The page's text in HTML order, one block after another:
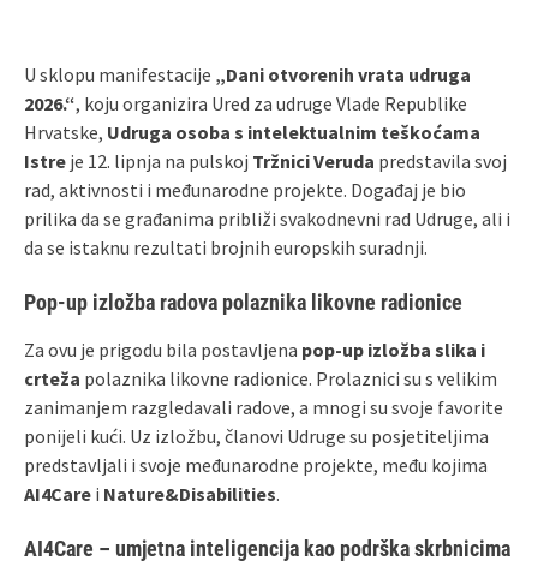
U sklopu manifestacije „Dani otvorenih vrata udruga
2026.“, koju organizira Ured za udruge Vlade Republike
Hrvatske, Udruga osoba s intelektualnim teškoćama
Istre je 12. lipnja na pulskoj Tržnici Veruda predstavila svoj
rad, aktivnosti i međunarodne projekte. Događaj je bio
prilika da se građanima približi svakodnevni rad Udruge, ali i
da se istaknu rezultati brojnih europskih suradnji.
Pop‑up izložba radova polaznika likovne radionice
Za ovu je prigodu bila postavljena pop‑up izložba slika i
crteža polaznika likovne radionice. Prolaznici su s velikim
zanimanjem razgledavali radove, a mnogi su svoje favorite
ponijeli kući. Uz izložbu, članovi Udruge su posjetiteljima
predstavljali i svoje međunarodne projekte, među kojima
AI4Care i Nature&Disabilities.
AI4Care – umjetna inteligencija kao podrška skrbnicima